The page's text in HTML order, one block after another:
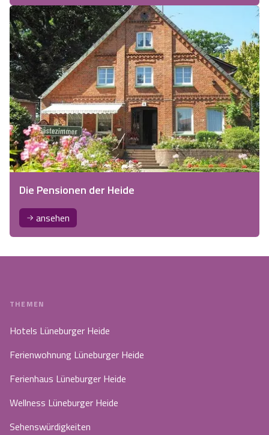
Die Pensionen der Heide
ansehen
THEMEN
Hotels Lüneburger Heide
Ferienwohnung Lüneburger Heide
Ferienhaus Lüneburger Heide
Wellness Lüneburger Heide
Sehenswürdigkeiten